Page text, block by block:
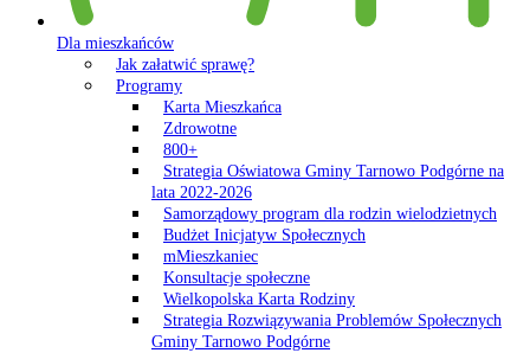
Dla mieszkańców
Jak załatwić sprawę?
Programy
Karta Mieszkańca
Zdrowotne
800+
Strategia Oświatowa Gminy Tarnowo Podgórne na
lata 2022-2026
Samorządowy program dla rodzin wielodzietnych
Budżet Inicjatyw Społecznych
mMieszkaniec
Konsultacje społeczne
Wielkopolska Karta Rodziny
Strategia Rozwiązywania Problemów Społecznych
Gminy Tarnowo Podgórne